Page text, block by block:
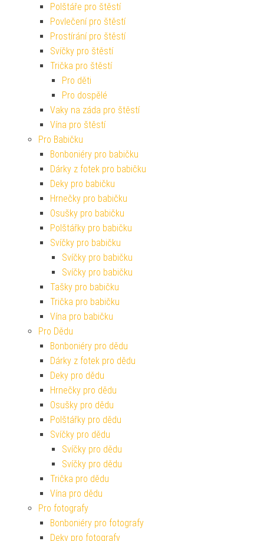
Polštáře pro štěstí
Povlečení pro štěstí
Prostírání pro štěstí
Svíčky pro štěstí
Trička pro štěstí
Pro děti
Pro dospělé
Vaky na záda pro štěstí
Vína pro štěstí
Pro Babičku
Bonboniéry pro babičku
Dárky z fotek pro babičku
Deky pro babičku
Hrnečky pro babičku
Osušky pro babičku
Polštářky pro babičku
Svíčky pro babičku
Svíčky pro babičku
Svíčky pro babičku
Tašky pro babičku
Trička pro babičku
Vína pro babičku
Pro Dědu
Bonboniéry pro dědu
Dárky z fotek pro dědu
Deky pro dědu
Hrnečky pro dědu
Osušky pro dědu
Polštářky pro dědu
Svíčky pro dědu
Svíčky pro dědu
Svíčky pro dědu
Trička pro dědu
Vína pro dědu
Pro fotografy
Bonboniéry pro fotografy
Deky pro fotografy